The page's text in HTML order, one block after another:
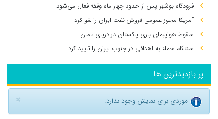
فرودگاه بوشهر پس از حدود چهار ماه وقفه فعال می‌شود
آمریکا مجوز عمومی فروش نفت ایران را لغو کرد
سقوط هواپیمای باری پاکستان در دریای عمان
سنتکام حمله به اهدافی در جنوب ایران را تایید کرد
پر بازدیدترین ها
× موردی برای نمایش وجود ندارد.